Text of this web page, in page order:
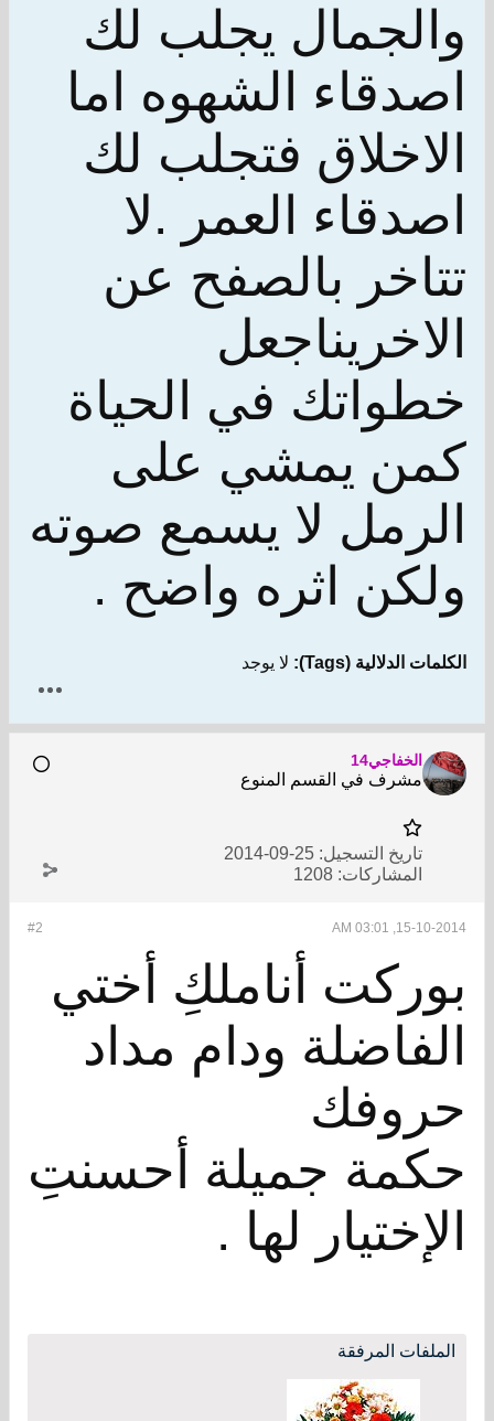
والجمال يجلب لك
اصدقاء الشهوه اما
الاخلاق فتجلب لك
اصدقاء العمر .لا
تتاخر بالصفح عن
الاخريناجعل
خطواتك في الحياة
كمن يمشي على
الرمل لا يسمع صوته
ولكن اثره واضح .
الكلمات الدلالية (Tags): لا يوجد
الخفاجي14
مشرف في القسم المنوع
تاريخ التسجيل: 25-09-2014
المشاركات: 1208
#2 15-10-2014, 03:01 AM
بوركت أناملكِ أختي
الفاضلة ودام مداد
حروفك
حكمة جميلة أحسنتِ
الإختيار لها .
الملفات المرفقة